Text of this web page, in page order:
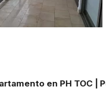
en PH TOC |